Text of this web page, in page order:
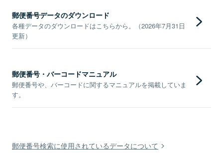
郵便番号データのダウンロード
各種データのダウンロードはこちらから。（2026年7月31日
更新）
郵便番号・バーコードマニュアル
郵便番号や、バーコードに関するマニュアルを掲載していま
す。
郵便番号検索に使用されているデータについて